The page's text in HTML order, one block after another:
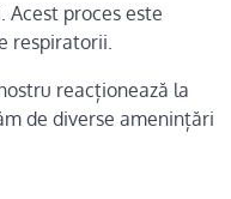
Acest proces este
respiratorii.
reacționează la
de diverse amenințări